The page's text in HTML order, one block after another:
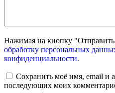
Нажимая на кнопку "Отправить
обработку персональных
конфиденциальности.
Сохранить моё имя, email и
последующих моих